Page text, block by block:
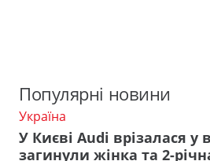
Популярні новини
Україна
У Києві Audi врізалася у
загинули жінка та 2-